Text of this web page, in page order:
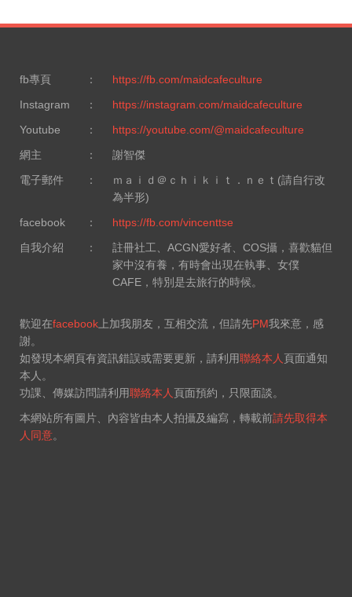
fb專頁 ：
https://fb.com/maidcafeculture
Instagram
：
https://instagram.com/maidcafeculture
Youtube
：
https://youtube.com/@maidcafeculture
網主
：
謝智傑
電子郵件
：
ｍａｉｄ＠ｃｈｉｋｉｔ．ｎｅｔ(請自行改
為半形)
facebook
：
https://fb.com/vincenttse
自我介紹
：
註冊社工、ACGN愛好者、COS攝，喜歡貓但
家中沒有養，有時會出現在執事、女僕
CAFE，特別是去旅行的時候。
歡迎在facebook 上加我朋友，互相交流，但請先PM我來意，感
謝。
如發現本網頁有資訊錯誤或需要更新，請利用聯絡本人 頁面通知
本人。
功課、傳媒訪問請利用聯絡本人 頁面預約，只限面談。
本網站所有圖片、內容皆由本人拍攝及編寫，轉載前請先取得本
人同意。